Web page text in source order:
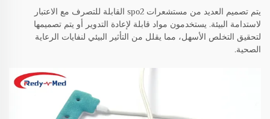
يتم تصميم العديد من مستشعرات spo2 القابلة للتصرف مع الاعتبار
لاستدامة البيئة. يستخدمون مواد قابلة لإعادة التدوير أو يتم تصميمها
لتحقيق التخلص الأسهل، مما يقلل من التأثير البيئي لنفايات الرعاية
الصحية.